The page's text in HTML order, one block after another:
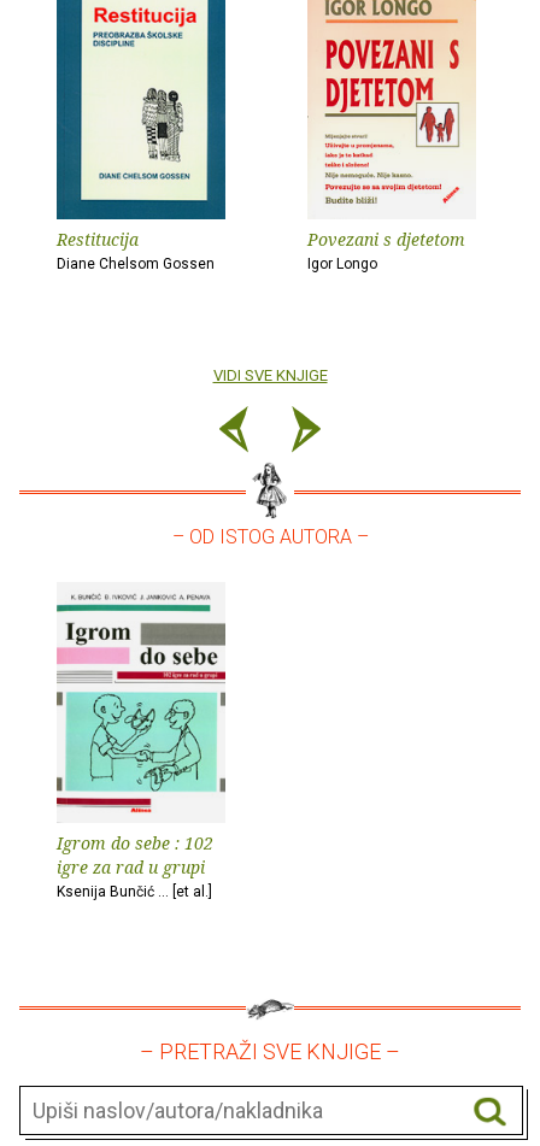
Restitucija
Diane Chelsom Gossen
Povezani s djetetom
Igor Longo
VIDI SVE KNJIGE
– OD ISTOG AUTORA –
Igrom do sebe : 102
igre za rad u grupi
Ksenija Bunčić ... [et al.]
– PRETRAŽI SVE KNJIGE –